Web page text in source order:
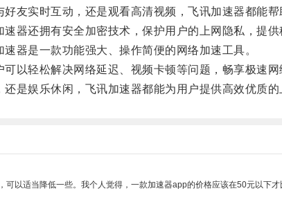
实时互动，还是观看高清视频，飞讯加速器都能帮
还拥有安全加密技术，保护用户的上网隐私，提供
是一款功能强大、操作简便的网络加速工具。
轻松解决网络延迟、视频卡顿等问题，畅享极速网
娱乐休闲，飞讯加速器都能为用户提供高效优质的
可以适当降低一些。我个人觉得，一款加速器app的价格应该在50元以下才